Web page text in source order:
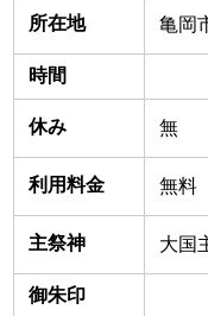
所在地 亀岡
時間
休み 無
利用料金 無料
主祭神 大国
御朱印